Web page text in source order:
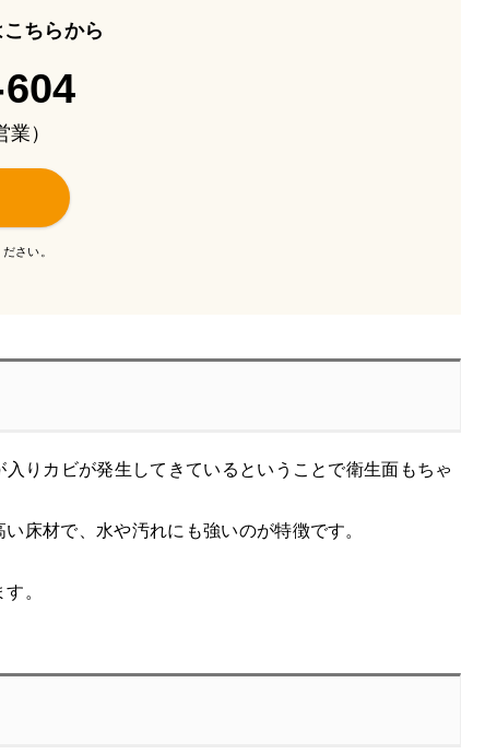
ちらから
）
さい。
りカビが発生してきているということで衛生面もちゃ
床材で、水や汚れにも強いのが特徴です。
。